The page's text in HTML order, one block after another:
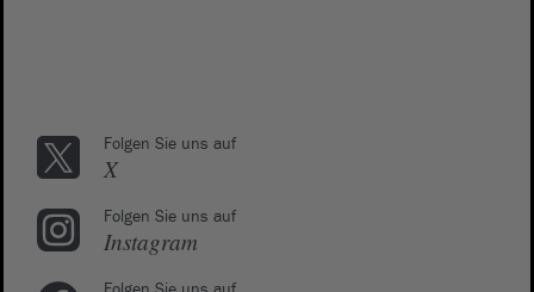
Folgen Sie uns auf
X
Folgen Sie uns auf
Instagram